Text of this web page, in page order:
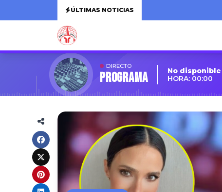
ÚLTIMAS NOTICIAS
DIRECTO
Programa
No disponible
HORA: 00:00